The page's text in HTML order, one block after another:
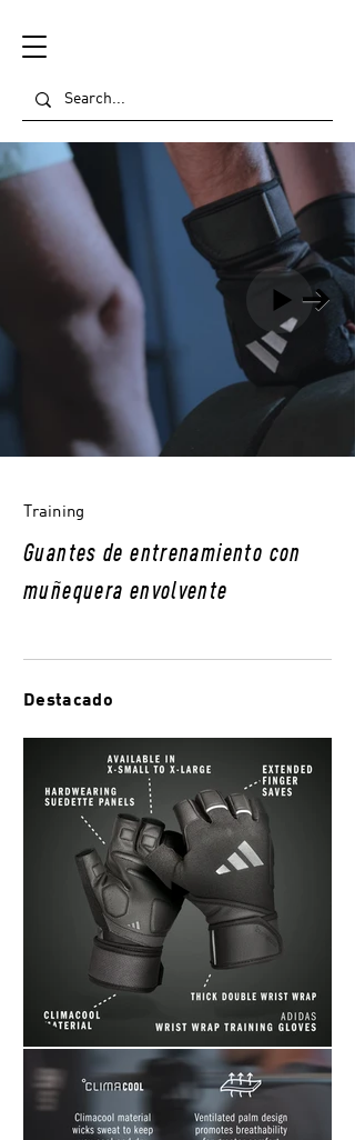
Training
Guantes de entrenamiento con
muñequera envolvente
Destacado